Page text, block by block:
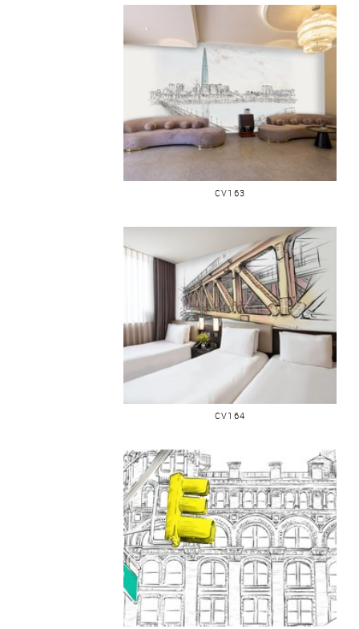
CV163
SÉOUL PONT BANGHWA
CV164
FEUX SIGNALISATION BÂTIMENT